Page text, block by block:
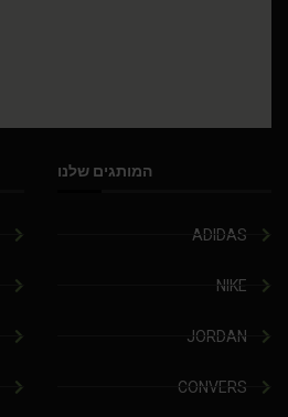
המותגים שלנו
ADIDAS
NIKE
JORDAN
CONVERS